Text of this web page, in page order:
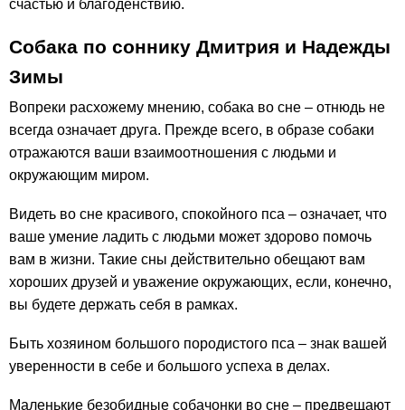
счастью и благоденствию.
Собака по соннику Дмитрия и Надежды
Зимы
Вопреки расхожему мнению, собака во сне – отнюдь не
всегда означает друга. Прежде всего, в образе собаки
отражаются ваши взаимоотношения с людьми и
окружающим миром.
Видеть во сне красивого, спокойного пса – означает, что
ваше умение ладить с людьми может здорово помочь
вам в жизни. Такие сны действительно обещают вам
хороших друзей и уважение окружающих, если, конечно,
вы будете держать себя в рамках.
Быть хозяином большого породистого пса – знак вашей
уверенности в себе и большого успеха в делах.
Маленькие безобидные собачонки во сне – предвещают